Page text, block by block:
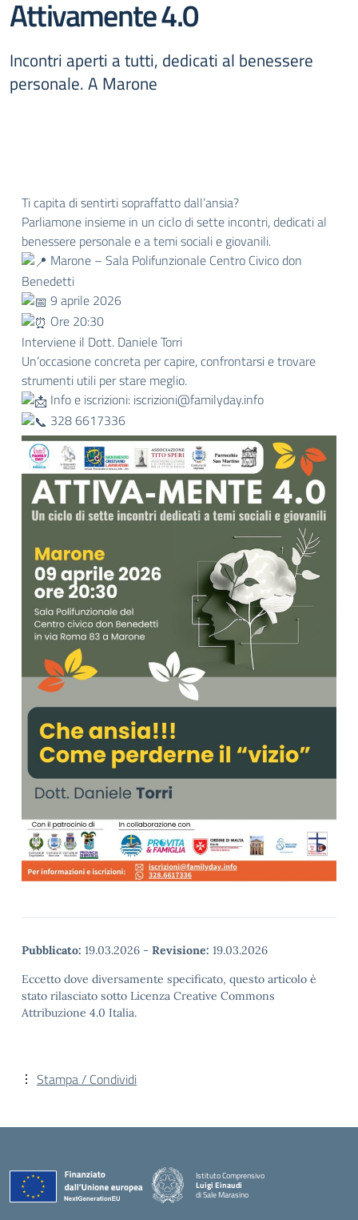
Attivamente 4.0
Incontri aperti a tutti, dedicati al benessere
personale. A Marone
Ti capita di sentirti sopraffatto dall’ansia?
Parliamone insieme in un ciclo di sette incontri, dedicati al
benessere personale e a temi sociali e giovanili.
Marone – Sala Polifunzionale Centro Civico don
Benedetti
9 aprile 2026
Ore 20:30
Interviene il Dott. Daniele Torri
Un’occasione concreta per capire, confrontarsi e trovare
strumenti utili per stare meglio.
Info e iscrizioni: iscrizioni@familyday.info
328 6617336
Pubblicato: 19.03.2026 - Revisione: 19.03.2026
Eccetto dove diversamente specificato, questo articolo è
stato rilasciato sotto Licenza Creative Commons
Attribuzione 4.0 Italia.
Stampa / Condividi
Istituto Comprensivo
Luigi Einaudi
di Sale Marasino